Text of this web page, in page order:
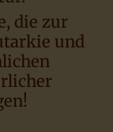
die zur
und